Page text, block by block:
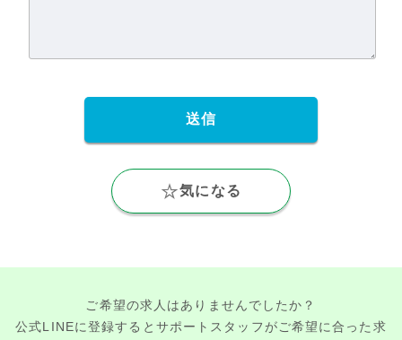
気になる
ご希望の求人はありませんでしたか？
公式LINEに登録するとサポートスタッフがご希望に合った求